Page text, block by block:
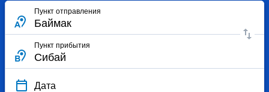
Пункт отправления
Пункт прибытия
Дата